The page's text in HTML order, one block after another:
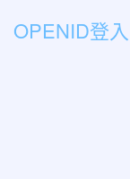
OPENID登入